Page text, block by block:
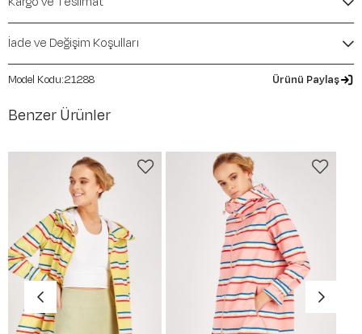
İade ve Değişim Koşulları
21288 Ürünü Paylaş
Benzer Ürünler